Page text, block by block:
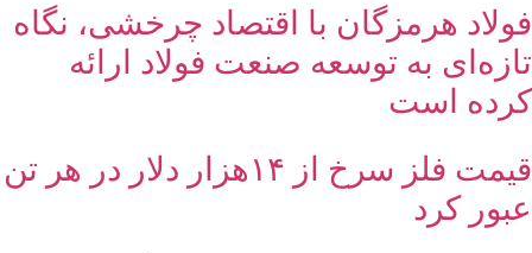
فولاد هرمزگان با اقتصاد چرخشی، نگاه
تازه‌ای به توسعه صنعت فولاد ارائه
کرده است
قیمت فلز سرخ از ۱۴هزار دلار در هر تن
عبور کرد